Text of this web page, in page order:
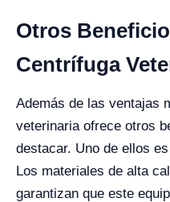
Otros
Centrífuga
Además de las ventajas
veterinaria ofrece otros
destacar. Uno de ellos
Los materiales de alta
garantizan que este